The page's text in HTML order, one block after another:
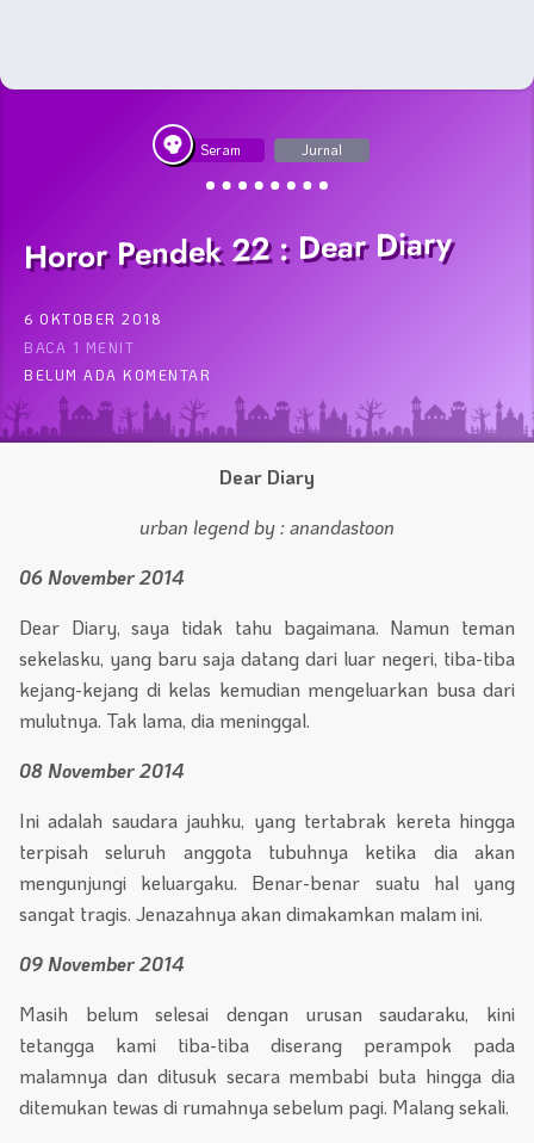
Seram Jurnal
Horor Pendek 22 : Dear Diary
6 OKTOBER 2018
BACA 1 MENIT
BELUM ADA KOMENTAR
Dear Diary
urban legend by : anandastoon
06 November 2014
Dear Diary, saya tidak tahu bagaimana. Namun teman
sekelasku, yang baru saja datang dari luar negeri, tiba-tiba
kejang-kejang di kelas kemudian mengeluarkan busa dari
mulutnya. Tak lama, dia meninggal.
08 November 2014
Ini adalah saudara jauhku, yang tertabrak kereta hingga
terpisah seluruh anggota tubuhnya ketika dia akan
mengunjungi keluargaku. Benar-benar suatu hal yang
sangat tragis. Jenazahnya akan dimakamkan malam ini.
09 November 2014
Masih belum selesai dengan urusan saudaraku, kini
tetangga kami tiba-tiba diserang perampok pada
malamnya dan ditusuk secara membabi buta hingga dia
ditemukan tewas di rumahnya sebelum pagi. Malang sekali.